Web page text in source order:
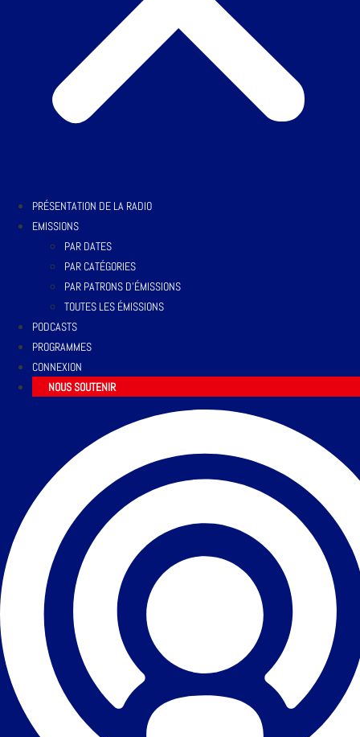
PRÉSENTATION DE LA RADIO
EMISSIONS
PAR DATES
PAR CATÉGORIES
PAR PATRONS D’ÉMISSIONS
TOUTES LES ÉMISSIONS
PODCASTS
PROGRAMMES
CONNEXION
NOUS SOUTENIR